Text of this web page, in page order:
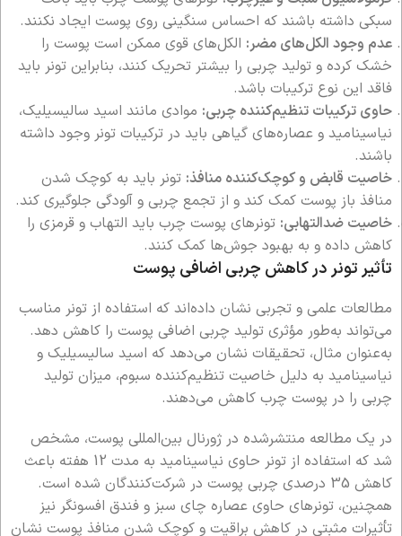
سبکی داشته باشند که احساس سنگینی روی پوست ایجاد نکنند.
عدم وجود الکل‌های مضر: الکل‌های قوی ممکن است پوست را
خشک کرده و تولید چربی را بیشتر تحریک کنند، بنابراین تونر باید
فاقد این نوع ترکیبات باشد.
حاوی ترکیبات تنظیم‌کننده چربی: موادی مانند اسید سالیسیلیک،
نیاسینامید و عصاره‌های گیاهی باید در ترکیبات تونر وجود داشته
باشند.
خاصیت قابض و کوچک‌کننده منافذ: تونر باید به کوچک شدن
منافذ باز پوست کمک کند و از تجمع چربی و آلودگی جلوگیری کند.
خاصیت ضدالتهابی: تونرهای پوست چرب باید التهاب و قرمزی را
کاهش داده و به بهبود جوش‌ها کمک کنند.
تأثیر تونر در کاهش چربی اضافی پوست
مطالعات علمی و تجربی نشان داده‌اند که استفاده از تونر مناسب
می‌تواند به‌طور مؤثری تولید چربی اضافی پوست را کاهش دهد.
به‌عنوان مثال، تحقیقات نشان می‌دهد که اسید سالیسیلیک و
نیاسینامید به دلیل خاصیت تنظیم‌کننده سبوم، میزان تولید
چربی را در پوست چرب کاهش می‌دهند.
در یک مطالعه منتشرشده در ژورنال بین‌المللی پوست، مشخص
شد که استفاده از تونر حاوی نیاسینامید به مدت 12 هفته باعث
کاهش 35 درصدی چربی پوست در شرکت‌کنندگان شده است.
همچنین، تونرهای حاوی عصاره چای سبز و فندق افسونگر نیز
تأثیرات مثبتی در کاهش براقیت و کوچک شدن منافذ پوست نشان